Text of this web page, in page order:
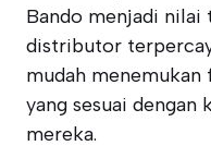
Bando menjadi nilai
distributor
mudah menemukan
yang sesuai dengan
mereka.